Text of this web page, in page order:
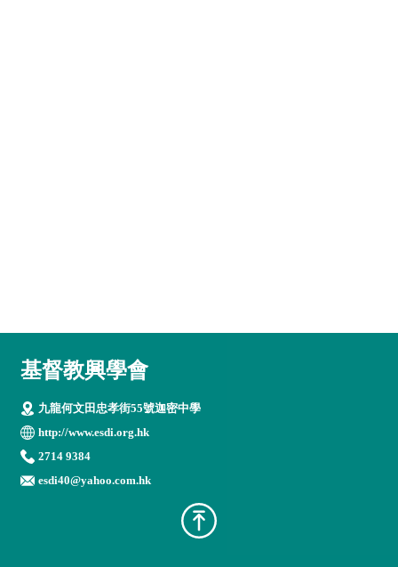
基督教興學會
九龍何文田忠孝街55號迦密中學
http://www.esdi.org.hk
2714 9384
esdi40@yahoo.com.hk